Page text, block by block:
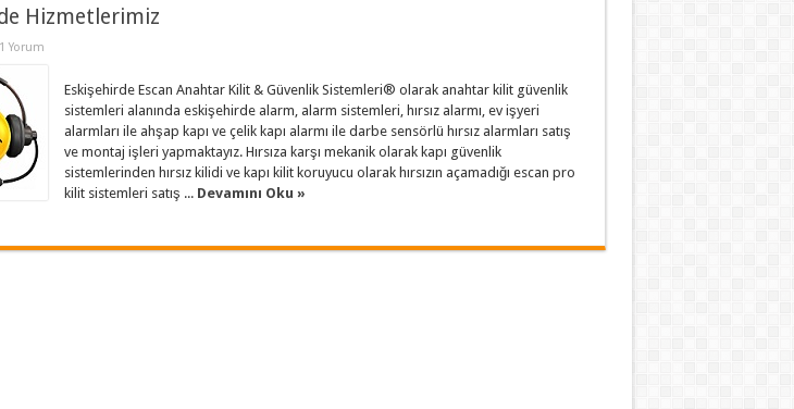
Hizmetlerimiz
1 Yorum
Eskişehirde Escan Anahtar Kilit & Güvenlik Sistemleri® olarak anahtar kilit güvenlik
sistemleri alanında eskişehirde alarm, alarm sistemleri, hırsız alarmı, ev işyeri
alarmları ile ahşap kapı ve çelik kapı alarmı ile darbe sensörlü hırsız alarmları satış
ve montaj işleri yapmaktayız. Hırsıza karşı mekanik olarak kapı güvenlik
sistemlerinden hırsız kilidi ve kapı kilit koruyucu olarak hırsızın açamadığı escan pro
kilit sistemleri satış ... Devamını Oku »